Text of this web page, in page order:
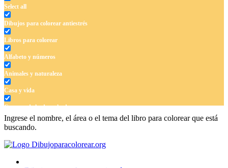
Select all
Dibujos para colorear antiestrés
Libros para colorear
Alfabeto y números
Animales y naturaleza
Casa y vida
Cuentos de hadas y hadas
Deporte
Dinosaurios
Ingrese el nombre, el área o el tema del libro para colorear que está
buscando.